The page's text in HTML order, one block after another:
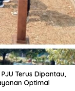
Terus Dipantau,
Optimal